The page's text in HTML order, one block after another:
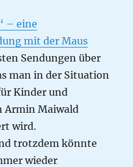
– eine
mit der Maus
Sendungen über
man in der Situation
Kinder und
Armin Maiwald
wird.
trotzdem könnte
wieder